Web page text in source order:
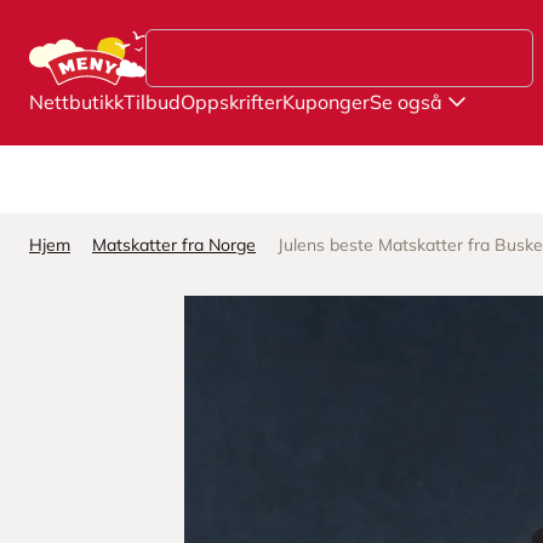
NettbutikkTilbudOppskrifterKupongerSe også
Hjem Matskatter fra Norge Julens beste Matskatter fra